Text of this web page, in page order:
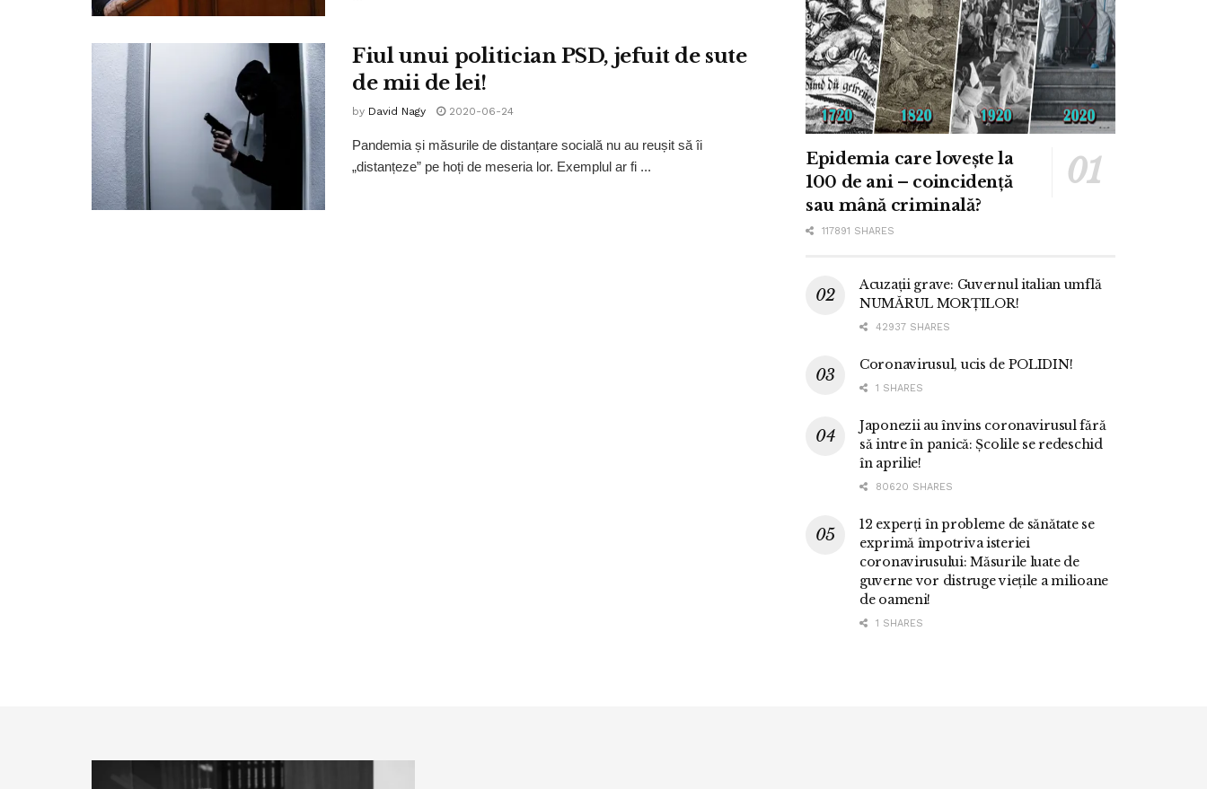
Fiul unui politician PSD, jefuit de sute
de mii de lei!
by David Nagy 2020-06-24
Pandemia și măsurile de distanțare socială nu au reușit să îi
„distanțeze” pe hoți de meseria lor. Exemplul ar fi ...
Epidemia care lovește la
100 de ani – coincidență
sau mână criminală?
117891 SHARES
Acuzații grave: Guvernul italian umflă
NUMĂRUL MORȚILOR!
42937 SHARES
Coronavirusul, ucis de POLIDIN!
1 SHARES
Japonezii au învins coronavirusul fără
să intre în panică: Școlile se redeschid
în aprilie!
80620 SHARES
12 experți în probleme de sănătate se
exprimă împotriva isteriei
coronavirusului: Măsurile luate de
guverne vor distruge viețile a milioane
de oameni!
1 SHARES